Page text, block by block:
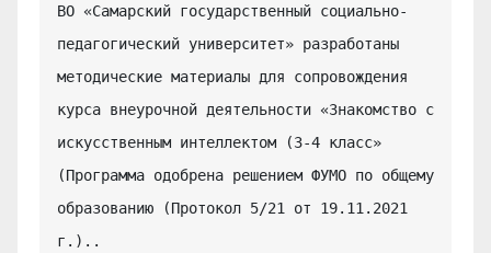
ВО «Самарский государственный социально-
педагогический университет» разработаны
методические материалы для сопровождения
курса внеурочной деятельности «Знакомство с
искусственным интеллектом (3-4 класс»
(Программа одобрена решением ФУМО по общему
образованию (Протокол 5/21 от 19.11.2021
г.)..